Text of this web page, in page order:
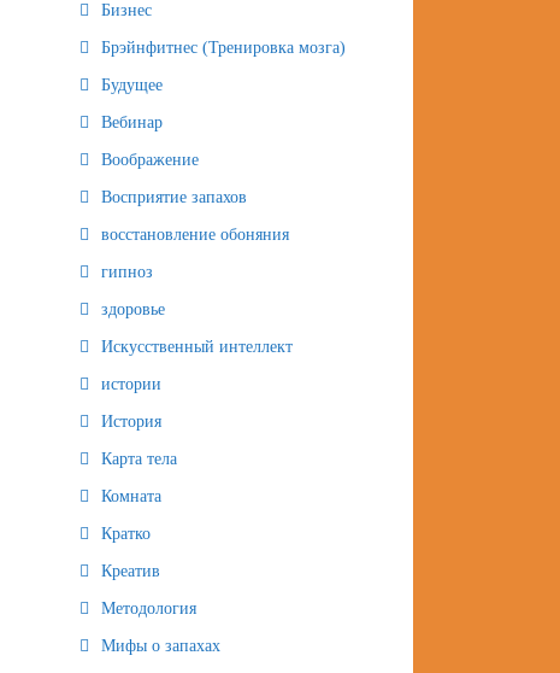
Бизнес
Брэйнфитнес (Тренировка мозга)
Будущее
Вебинар
Воображение
Восприятие запахов
восстановление обоняния
гипноз
здоровье
Искусственный интеллект
истории
История
Карта тела
Комната
Кратко
Креатив
Методология
Мифы о запахах